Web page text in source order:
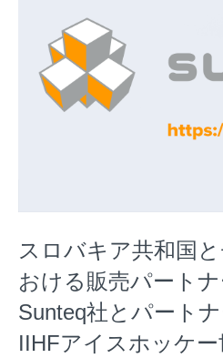
スロバキア共和国
おける販売パート
Sunteq社とパートナ
IIHFアイスホッケー